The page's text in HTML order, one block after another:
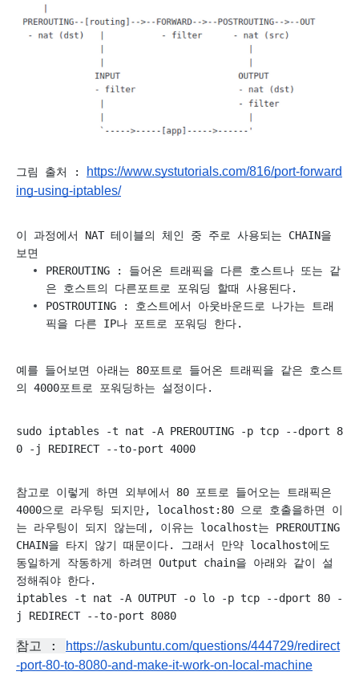
그림 출처 :
https://www.systutorials.com/816/port-forward
ing-using-iptables/
이 과정에서 NAT 테이블의 체인 중 주로 사용되는 CHAIN을
보면
PREROUTING : 들어온 트래픽을 다른 호스트나 또는 같
은 호스트의 다른포트로 포워딩 할때 사용된다.
POSTROUTING : 호스트에서 아웃바운드로 나가는 트래
픽을 다른 IP나 포트로 포워딩 한다.
예를 들어보면 아래는 80포트로 들어온 트래픽을 같은 호스트
의 4000포트로 포워딩하는 설정이다.
sudo iptables -t nat -A PREROUTING -p tcp --dport 8
0 -j REDIRECT --to-port 4000
참고로 이렇게 하면 외부에서 80 포트로 들어오는 트래픽은
4000으로 라우팅 되지만, localhost:80 으로 호출을하면 이
는 라우팅이 되지 않는데, 이유는 localhost는 PREROUTING
CHAIN을 타지 않기 때문이다. 그래서 만약 localhost에도
동일하게 작동하게 하려면 Output chain을 아래와 같이 설
정해줘야 한다.
iptables -t nat -A OUTPUT -o lo -p tcp --dport 80 -
j REDIRECT --to-port 8080
참고 :
https://askubuntu.com/questions/444729/redirect
-port-80-to-8080-and-make-it-work-on-local-machine